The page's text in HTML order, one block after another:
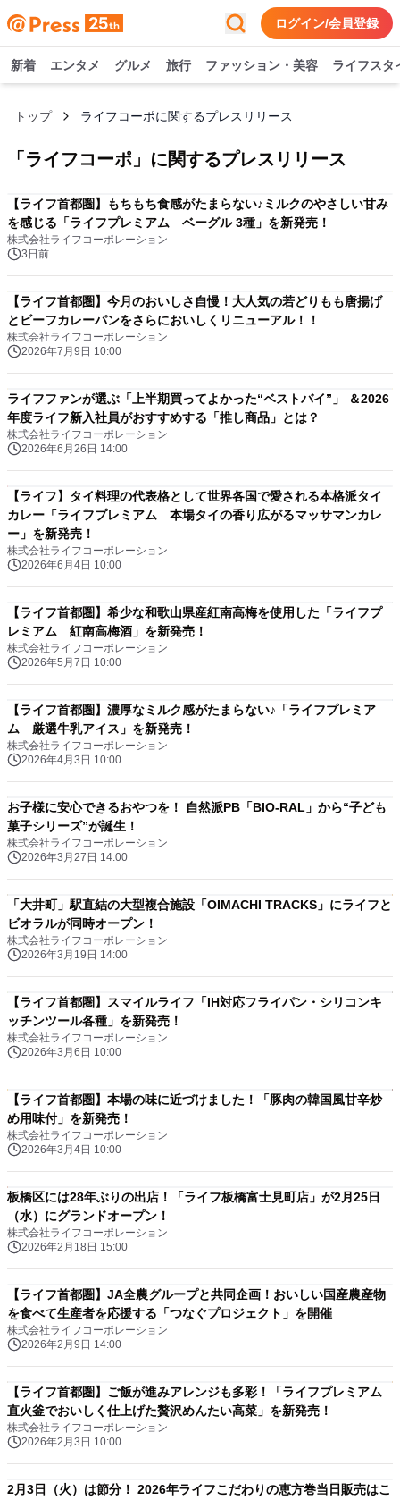
ログイン/会員登録
新着 エンタメ グルメ 旅行 ファッション・美容 ライフスタ
トップ ライフコーポに関するプレスリリース
「 ライフコーポ 」に関するプレスリリース
【ライフ首都圏】もちもち食感がたまらない♪ミルクのやさしい甘み
を感じる「ライフプレミアム ベーグル 3種」を新発売！
株式会社ライフコーポレーション
3日前
【ライフ首都圏】今月のおいしさ自慢！大人気の若どりもも唐揚げ
とビーフカレーパンをさらにおいしくリニューアル！！
株式会社ライフコーポレーション
2026年7月9日 10:00
ライフファンが選ぶ「上半期買ってよかった“ベストバイ”」 ＆2026
年度ライフ新入社員がおすすめする「推し商品」とは？
株式会社ライフコーポレーション
2026年6月26日 14:00
【ライフ】タイ料理の代表格として世界各国で愛される本格派タイ
カレー「ライフプレミアム 本場タイの香り広がるマッサマンカレ
ー」を新発売！
株式会社ライフコーポレーション
2026年6月4日 10:00
【ライフ首都圏】希少な和歌山県産紅南高梅を使用した「ライフプ
レミアム 紅南高梅酒」を新発売！
株式会社ライフコーポレーション
2026年5月7日 10:00
【ライフ首都圏】濃厚なミルク感がたまらない♪「ライフプレミア
ム 厳選牛乳アイス」を新発売！
株式会社ライフコーポレーション
2026年4月3日 10:00
お子様に安心できるおやつを！ 自然派PB「BIO-RAL」から“子ども
菓子シリーズ”が誕生！
株式会社ライフコーポレーション
2026年3月27日 14:00
「大井町」駅直結の大型複合施設「OIMACHI TRACKS」にライフと
ビオラルが同時オープン！
株式会社ライフコーポレーション
2026年3月19日 14:00
【ライフ首都圏】スマイルライフ「IH対応フライパン・シリコンキ
ッチンツール各種」を新発売！
株式会社ライフコーポレーション
2026年3月6日 10:00
【ライフ首都圏】本場の味に近づけました！「豚肉の韓国風甘辛炒
め用味付」を新発売！
株式会社ライフコーポレーション
2026年3月4日 10:00
板橋区には28年ぶりの出店！「ライフ板橋富士見町店」が2月25日
（水）にグランドオープン！
株式会社ライフコーポレーション
2026年2月18日 15:00
【ライフ首都圏】JA全農グループと共同企画！おいしい国産農産物
を食べて生産者を応援する「つなぐプロジェクト」を開催
株式会社ライフコーポレーション
2026年2月9日 14:00
【ライフ首都圏】ご飯が進みアレンジも多彩！「ライフプレミアム
直火釜でおいしく仕上げた贅沢めんたい高菜」を新発売！
株式会社ライフコーポレーション
2026年2月3日 10:00
2月3日（火）は節分！ 2026年ライフこだわりの恵方巻当日販売はこ